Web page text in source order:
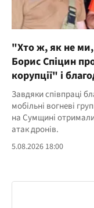
"Хто ж, як не
Борис Спіцин
корупції" і
Завдяки співпраці
мобільні вогневі
на Сумщині
атак дронів.
5.08.2026 18:00